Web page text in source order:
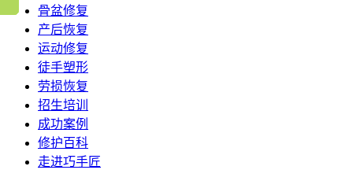
骨盆修复
产后恢复
运动修复
徒手塑形
劳损恢复
招生培训
成功案例
修护百科
走进巧手匠